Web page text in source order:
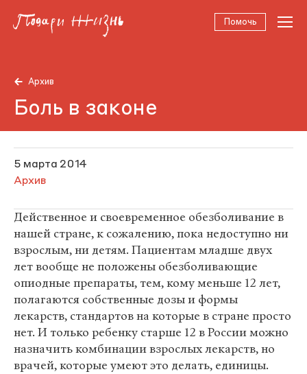
Помочь
Архив
Боль в законе
5 марта 2014
Архив
Действенное и своевременное обезболивание в
нашей стране, к сожалению, пока недоступно ни
взрослым, ни детям. Пациентам младше двух
лет вообще не положены обезболивающие
опиодные препараты, тем, кому меньше 12 лет,
полагаются собственные дозы и формы
лекарств, стандартов на которые в стране просто
нет. И только ребенку старше 12 в России можно
назначить комбинации взрослых лекарств, но
врачей, которые умеют это делать, единицы.